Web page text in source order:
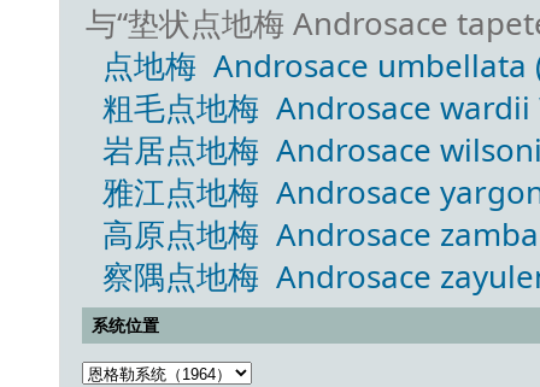
与“垫状点地梅 Androsace
点地梅 Androsace umbellata
粗毛点地梅 Androsace wardii
岩居点地梅 Androsace
雅江点地梅 Androsace
高原点地梅 Androsace
察隅点地梅 Androsace
系统位置